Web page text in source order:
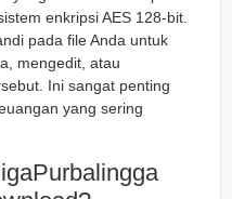
enkripsi AES 128-bit.
pada file Anda untuk
mengedit, atau
Ini sangat penting
yang sering